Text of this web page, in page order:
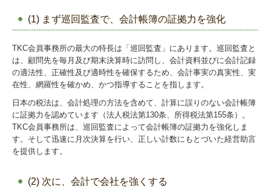
(1) まず巡回監査で、会計帳簿の証拠力を強化
TKC会員事務所の最大の特長は「巡回監査」にあります。巡回監査と
は、顧問先を毎月及び期末決算時に訪問し、会計資料並びに会計記録
の適法性、正確性及び適時性を確保するため、会計事実の真実性、実
在性、網羅性を確かめ、かつ指導することを指します。
日本の税法は、会計処理の方法を含めて、計算に誤りのない会計帳簿
に証拠力を認めています（法人税法第130条、所得税法第155条）。
TKC会員事務所は、巡回監査によって会計帳簿の証拠力を強化しま
す。そして迅速に月次決算を行い、正しい計数にもとづいた経営助言
を提供します。
(2) 次に、会計で会社を強くする